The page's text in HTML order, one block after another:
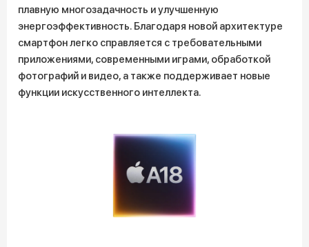
плавную многозадачность и улучшенную
энергоэффективность. Благодаря новой архитектуре
смартфон легко справляется с требовательными
приложениями, современными играми, обработкой
фотографий и видео, а также поддерживает новые
функции искусственного интеллекта.